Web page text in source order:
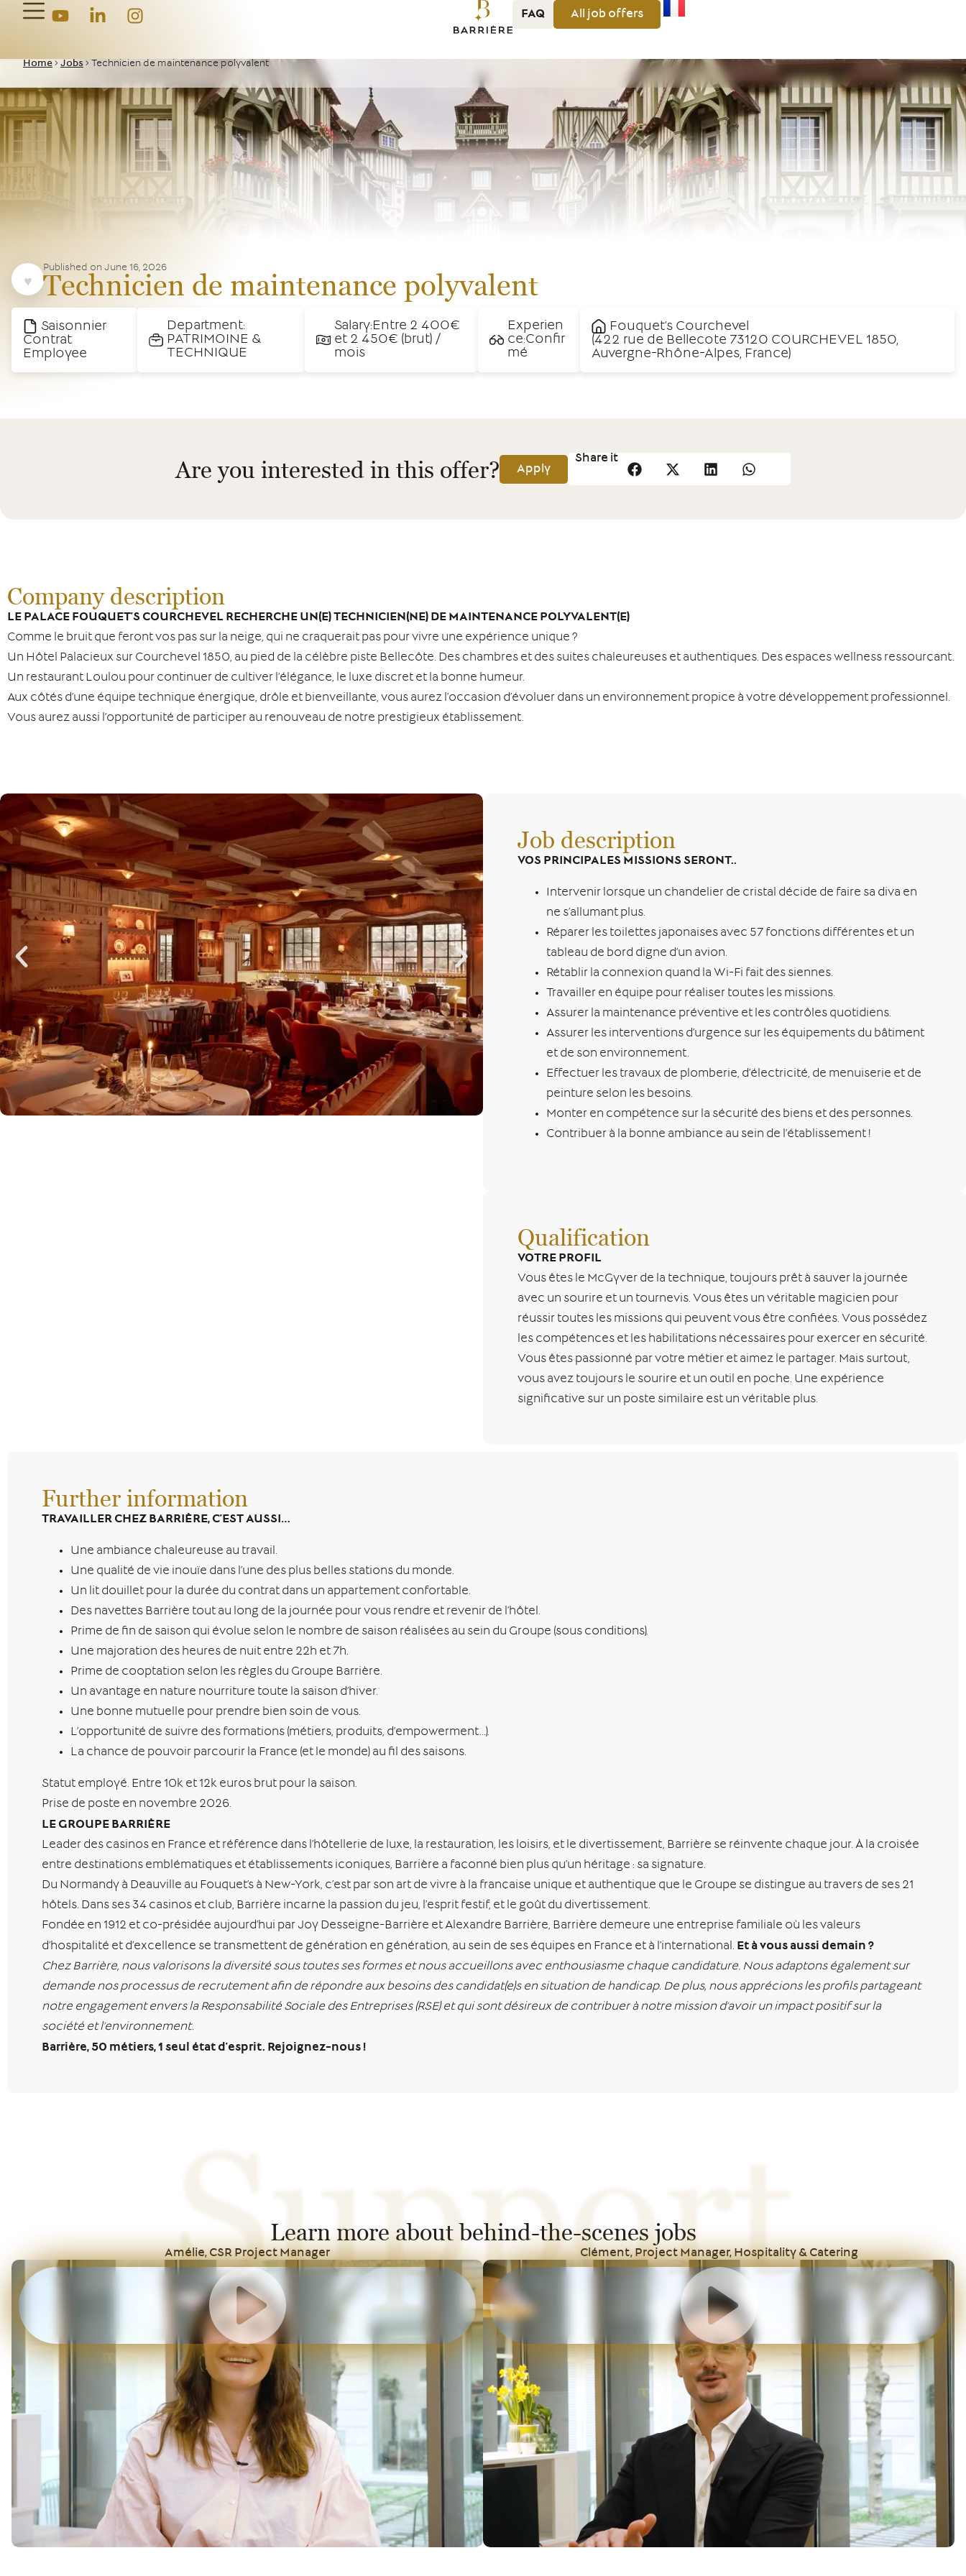
FAQ All job offers
Home > Jobs > Technicien de maintenance polyvalent
Published on June 16, 2026
Technicien de maintenance polyvalent
Saisonnier
Contrat
Employee
Department:
PATRIMOINE &
TECHNIQUE
Salary:Entre 2 400€
et 2 450€ (brut) /
mois
Experien
ce:Confir
mé
Fouquet’s Courchevel
(422 rue de Bellecote 73120 COURCHEVEL 1850,
Auvergne-Rhône-Alpes, France)
Are you interested in this offer? Apply
Share it
Company description
LE PALACE FOUQUET’S COURCHEVEL RECHERCHE UN(E) TECHNICIEN(NE) DE MAINTENANCE POLYVALENT(E)
Comme le bruit que feront vos pas sur la neige, qui ne craquerait pas pour vivre une expérience unique ?
Un Hôtel Palacieux sur Courchevel 1850, au pied de la célèbre piste Bellecôte. Des chambres et des suites chaleureuses et authentiques. Des espaces wellness ressourçant.
Un restaurant Loulou pour continuer de cultiver l’élégance, le luxe discret et la bonne humeur.
Aux côtés d’une équipe technique énergique, drôle et bienveillante, vous aurez l’occasion d’évoluer dans un environnement propice à votre développement professionnel.
Vous aurez aussi l’opportunité de participer au renouveau de notre prestigieux établissement.
Job description
VOS PRINCIPALES MISSIONS SERONT..
Intervenir lorsque un chandelier de cristal décide de faire sa diva en
ne s’allumant plus.
Réparer les toilettes japonaises avec 57 fonctions différentes et un
tableau de bord digne d’un avion.
Rétablir la connexion quand la Wi-Fi fait des siennes.
Travailler en équipe pour réaliser toutes les missions.
Assurer la maintenance préventive et les contrôles quotidiens.
Assurer les interventions d’urgence sur les équipements du bâtiment
et de son environnement.
Effectuer les travaux de plomberie, d’électricité, de menuiserie et de
peinture selon les besoins.
Monter en compétence sur la sécurité des biens et des personnes.
Contribuer à la bonne ambiance au sein de l’établissement !
Qualification
VOTRE PROFIL
Vous êtes le McGyver de la technique, toujours prêt à sauver la journée
avec un sourire et un tournevis. Vous êtes un véritable magicien pour
réussir toutes les missions qui peuvent vous être confiées. Vous possédez
les compétences et les habilitations nécessaires pour exercer en sécurité.
Vous êtes passionné par votre métier et aimez le partager. Mais surtout,
vous avez toujours le sourire et un outil en poche. Une expérience
significative sur un poste similaire est un véritable plus.
Further information
TRAVAILLER CHEZ BARRIÈRE, C’EST AUSSI…
Une ambiance chaleureuse au travail.
Une qualité de vie inouïe dans l’une des plus belles stations du monde.
Un lit douillet pour la durée du contrat dans un appartement confortable.
Des navettes Barrière tout au long de la journée pour vous rendre et revenir de l’hôtel.
Prime de fin de saison qui évolue selon le nombre de saison réalisées au sein du Groupe (sous conditions).
Une majoration des heures de nuit entre 22h et 7h.
Prime de cooptation selon les règles du Groupe Barrière.
Un avantage en nature nourriture toute la saison d’hiver.
Une bonne mutuelle pour prendre bien soin de vous.
L’opportunité de suivre des formations (métiers, produits, d’empowerment…).
La chance de pouvoir parcourir la France (et le monde) au fil des saisons.
Statut employé. Entre 10k et 12k euros brut pour la saison.
Prise de poste en novembre 2026.
LE GROUPE BARRIÈRE
Leader des casinos en France et référence dans l’hôtellerie de luxe, la restauration, les loisirs, et le divertissement, Barrière se réinvente chaque jour. À la croisée
entre destinations emblématiques et établissements iconiques, Barrière a façonné bien plus qu’un héritage : sa signature.
Du Normandy à Deauville au Fouquet’s à New-York, c’est par son art de vivre à la française unique et authentique que le Groupe se distingue au travers de ses 21
hôtels. Dans ses 34 casinos et club, Barrière incarne la passion du jeu, l’esprit festif, et le goût du divertissement.
Fondée en 1912 et co-présidée aujourd’hui par Joy Desseigne-Barrière et Alexandre Barrière, Barrière demeure une entreprise familiale où les valeurs
d’hospitalité et d’excellence se transmettent de génération en génération, au sein de ses équipes en France et à l’international. Et à vous aussi demain ?
Chez Barrière, nous valorisons la diversité sous toutes ses formes et nous accueillons avec enthousiasme chaque candidature. Nous adaptons également sur
demande nos processus de recrutement afin de répondre aux besoins des candidat(e)s en situation de handicap. De plus, nous apprécions les profils partageant
notre engagement envers la Responsabilité Sociale des Entreprises (RSE) et qui sont désireux de contribuer à notre mission d’avoir un impact positif sur la
société et l’environnement.
Barrière, 50 métiers, 1 seul état d’esprit. Rejoignez-nous !
Support
Learn more about behind-the-scenes jobs
Amélie, CSR Project Manager Clément, Project Manager, Hospitality & Catering